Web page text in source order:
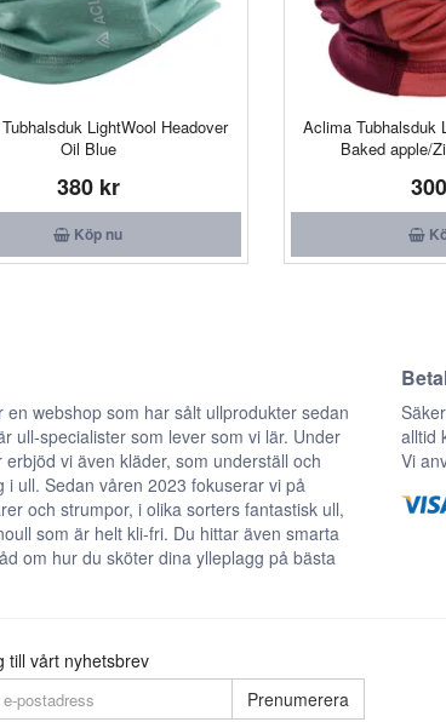
LightWool Headover
Oil Blue
380 kr
Köp nu
Aclima Tubhalsduk
Baked apple/
en webshop som har sålt ullprodukter sedan
ull-specialister som lever som vi lär. Under
erbjöd vi även kläder, som underställ och
i ull. Sedan våren 2023 fokuserar vi på
och strumpor, i olika sorters fantastisk ull,
som är helt kli-fri. Du hittar även smarta
om hur du sköter dina ylleplagg på bästa
alltid
Vi
till vårt nyhetsbrev
Prenumerera